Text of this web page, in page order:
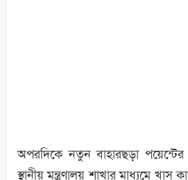
অপরদিকে নতুন বাহারছড়া পয়েন্টের
স্থানীয় মন্ত্রণালয় শাখার মাধ্যমে খাস